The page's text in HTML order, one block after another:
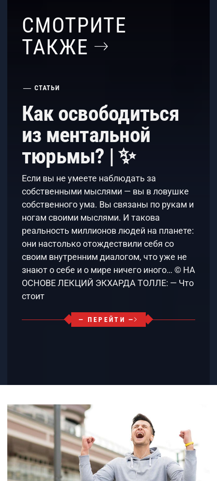
СМОТРИТЕ
ТАКЖЕ
СТАТЬИ
Как освободиться
из ментальной
тюрьмы? | ✨
Если вы не умеете наблюдать за
собственными мыслями — вы в ловушке
собственного ума. Вы связаны по рукам и
ногам своими мыслями. И такова
реальность миллионов людей на планете:
они настолько отождествили себя со
своим внутренним диалогом, что уже не
знают о себе и о мире ничего иного… © НА
ОСНОВЕ ЛЕКЦИЙ ЭКХАРДА ТОЛЛЕ: — Что
стоит
— ПЕРЕЙТИ —